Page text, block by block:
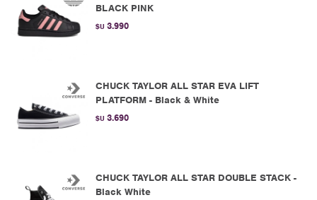
BLACK PINK
$U 3.990
CHUCK TAYLOR ALL STAR EVA LIFT
PLATFORM - Black & White
$U 3.690
CHUCK TAYLOR ALL STAR DOUBLE STACK -
Black White